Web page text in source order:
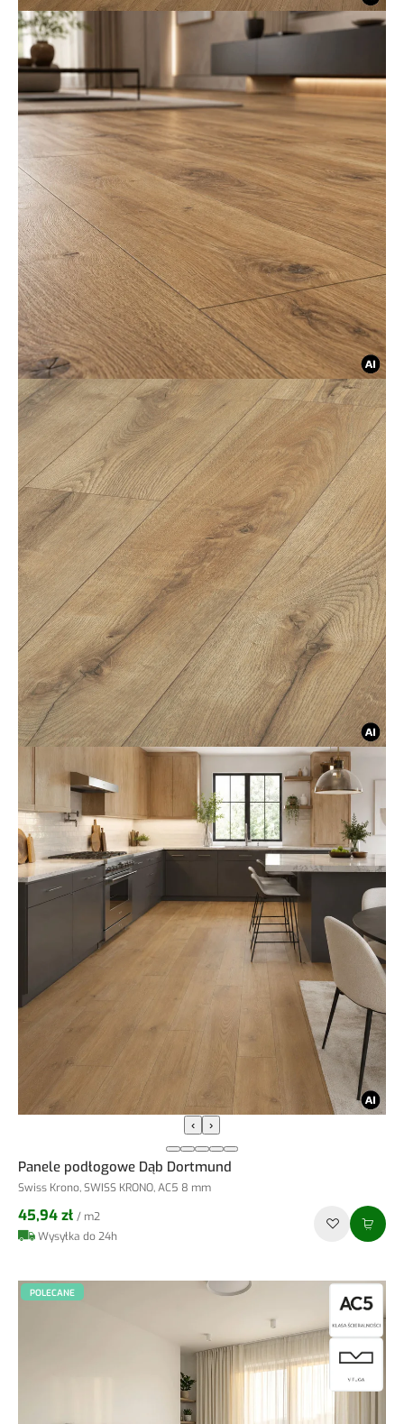
‹ ›
Panele podłogowe Dąb Dortmund
Swiss Krono, SWISS KRONO, AC5 8 mm
45,94 zł / m2
Wysyłka do 24h
POLECANE